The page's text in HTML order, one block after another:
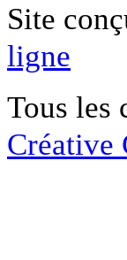
Site
ligne
Tous les
Créative